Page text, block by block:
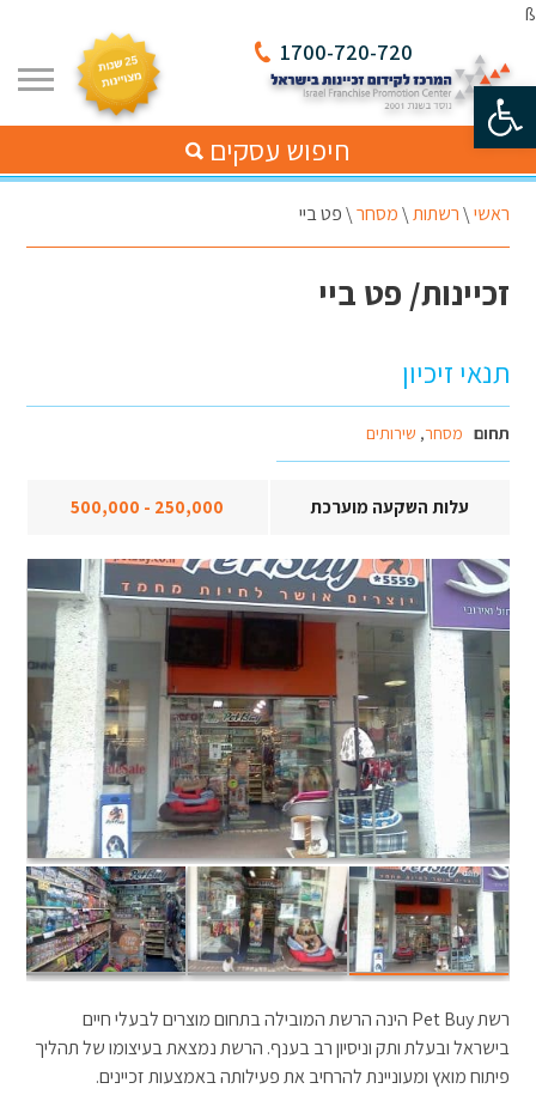
פתח סרגל נגישות
ß
1700-720-720
חיפוש עסקים
ראשי\רשתות\מסחר\פט ביי
זכיינות/ פט ביי
תנאי זיכיון
תחום מסחר, שירותים
עלות השקעה מוערכת 250,000 - 500,000
רשת Pet Buy הינה הרשת המובילה בתחום מוצרים לבעלי חיים
בישראל ובעלת ותק וניסיון רב בענף. הרשת נמצאת בעיצומו של תהליך
פיתוח מואץ ומעוניינת להרחיב את פעילותה באמצעות זכיינים.